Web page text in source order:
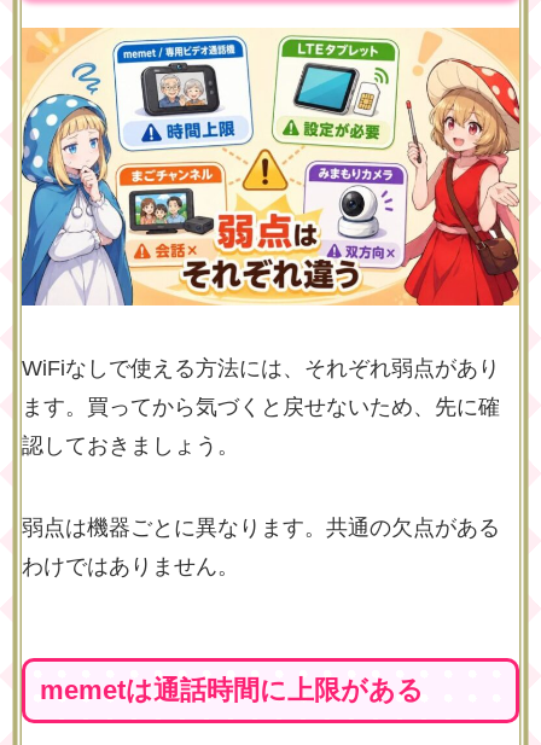
WiFiなしで使える方法には、それぞれ弱点があり
ます。買ってから気づくと戻せないため、先に確
認しておきましょう。
弱点は機器ごとに異なります。共通の欠点がある
わけではありません。
memetは通話時間に上限がある